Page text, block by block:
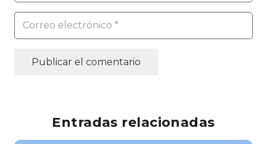
Publicar el comentario
Entradas relacionadas